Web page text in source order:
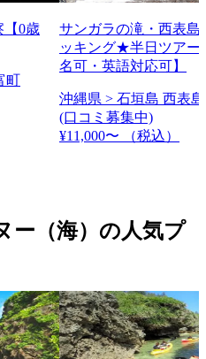
【0歳
町
サンガラの滝・西表島
ッキング★半日ツアー
名可・英語対応可】
沖縄県 > 石垣島 西表
(口コミ募集中)
¥11,000〜
（税込）
ー（海）の人気プ